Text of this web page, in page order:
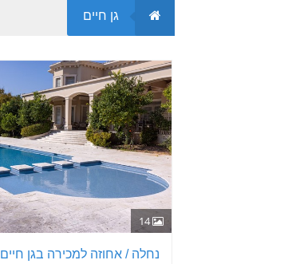
גן חיים
14
נחלה / אחוזה למכירה בגן חיים